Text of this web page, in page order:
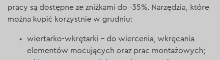
pracy są dostępne ze zniżkami do -35%. Narzędzia, które
można kupić korzystnie w grudniu:
wiertarko-wkrętarki – do wiercenia, wkręcania
elementów mocujących oraz prac montażowych;